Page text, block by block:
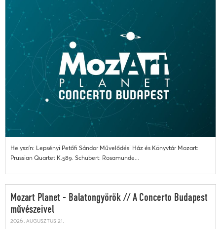
Helyszín: Lepsényi Petőfi Sándor Művelődési Ház és Könyvtár Mozart:
Prussian Quartet K.589. Schubert: Rosamunde...
Mozart Planet - Balatongyörök // A Concerto Budapest
művészeivel
2026. augusztus 21.